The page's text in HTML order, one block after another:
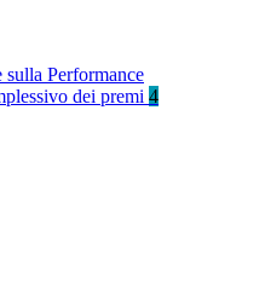
sulla Performance
dei premi 4